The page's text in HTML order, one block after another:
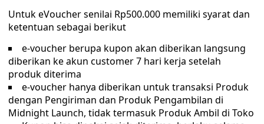
Untuk eVoucher senilai Rp500.000 memiliki syarat dan
ketentuan sebagai berikut
e-voucher berupa kupon akan diberikan langsung
diberikan ke akun customer 7 hari kerja setelah
produk diterima
e-voucher hanya diberikan untuk transaksi Produk
dengan Pengiriman dan Produk Pengambilan di
Midnight Launch, tidak termasuk Produk Ambil di Toko